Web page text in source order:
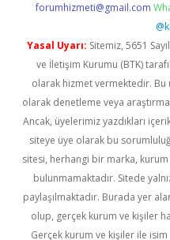
forumhizmeti@gmail.com
Yasal Uyarı: Sitemiz, 5651
ve İletişim Kurumu (BTK)
olarak hizmet vermektedir.
olarak denetleme veya
Ancak, üyelerimiz yazdıkları
siteye üye olarak bu
sitesi, herhangi bir marka, kurum
bulunmamaktadır. Sitede
paylaşılmaktadır. Burada yer
olup, gerçek kurum ve kişiler
Gerçek kurum ve kişiler ile